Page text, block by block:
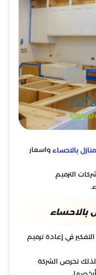
بالاحساء واسعار
الترميم
بالاحساء
في إعادة ترميم
لذلك تحرص الشركة